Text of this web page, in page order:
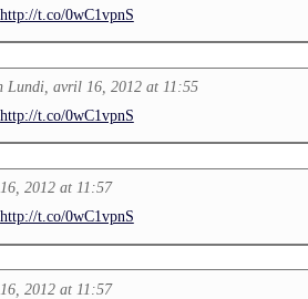
http://t.co/0wC1vpnS
Lundi, avril 16, 2012 at 11:55
http://t.co/0wC1vpnS
2012 at 11:57
http://t.co/0wC1vpnS
2012 at 11:57